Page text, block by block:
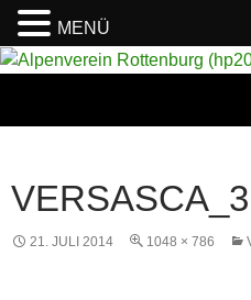
VERSASCA_3
21. JULI 2014 1048 × 786
MENÜ